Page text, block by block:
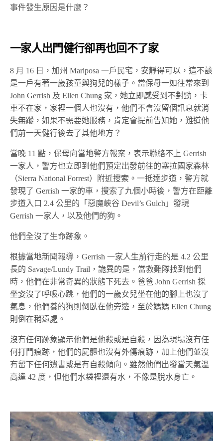
事件發生原因是什麼？
一家人出門健行卻再也回不了家
8 月 16 日，加州 Mariposa 一戶民宅，安靜得可以，這不該
是一戶有著一歲孩童與狗兒的樣子。當保母一如往常來到
John Gerrish 及 Ellen Chung 家，她立即感受到不對勁，卡
車不在家，家裡一個人也沒有，他們不會沒留個訊息就消
失無蹤，如果不需要她服務，肯定會提前告知她，難道他
們前一天健行後去了其他地方？
當晚 11 點，保母向當地警方報案，表示聯絡不上 Gerrish
一家人，警方也立即到他們預定出發前往的塞拉國家森林
（Sierra National Forrest）附近搜索。一抵達步道，警方就
發現了 Gerrish 一家的車，搜索了九個小時後，警方在距離
步道入口 2.4 公里的「惡魔峽谷 Devil’s Gulch」發現
Gerrish 一家人，以及他們的狗。
他們全沒了生命跡象。
根據當地新聞報導，Gerrish 一家人生前行走的是 4.2 公里
長的 Savage/Lundy Trail，詭異的是，當救難隊找到他們
時，他們在非常奇異的狀態下死去。爸爸 John Gerrish 採
坐姿沒了呼吸心跳，他們的一歲女兒坐在他的腳上也沒了
氣息，他們養的狗則倒臥在他旁邊，至於媽媽 Ellen Chung
則倒在稍遠處。
沒有任何跡象顯示他們是他殺或是自殺，因為現場沒有任
何打鬥痕跡，他們的屍體也沒有外傷痕跡，加上他們並沒
有留下任何遺書或是有自殺傾向。雖然他們出發當天氣溫
高達 42 度，但他們水袋裡還有水，不像是脫水身亡。